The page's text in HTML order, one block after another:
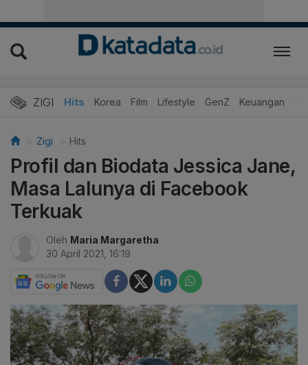
ZIGI Hits Korea Film Lifestyle GenZ Keuangan
Zigi Hits
Profil dan Biodata Jessica Jane,
Masa Lalunya di Facebook
Terkuak
Oleh Maria Margaretha
30 April 2021, 16:19